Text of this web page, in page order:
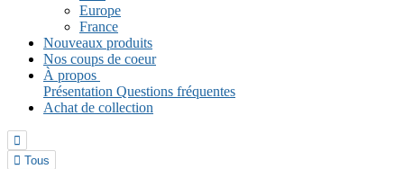
Europe
France
Nouveaux produits
Nos coups de coeur
À propos
Présentation Questions fréquentes
Achat de collection

 Tous